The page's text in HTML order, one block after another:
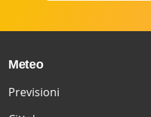
Meteo
Previsioni